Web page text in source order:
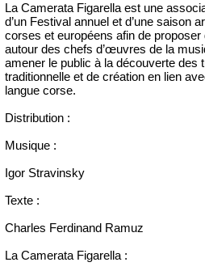
La Camerata Figarella est une
d’un Festival annuel et d’une saison
corses et européens afin de
autour des chefs d’œuvres de la
amener le public à la découverte des
traditionnelle et de création en lien
langue corse.
Distribution :
Musique :
Igor Stravinsky
Texte :
Charles Ferdinand Ramuz
La Camerata Figarella :